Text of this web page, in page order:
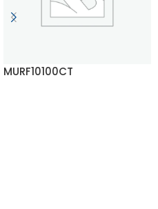
MURF10100CT